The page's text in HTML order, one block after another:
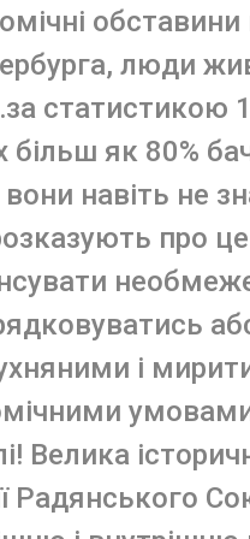
обставини
люди
статистикою
більш як 80%
вони навіть не
про це
і
Велика
Радянського